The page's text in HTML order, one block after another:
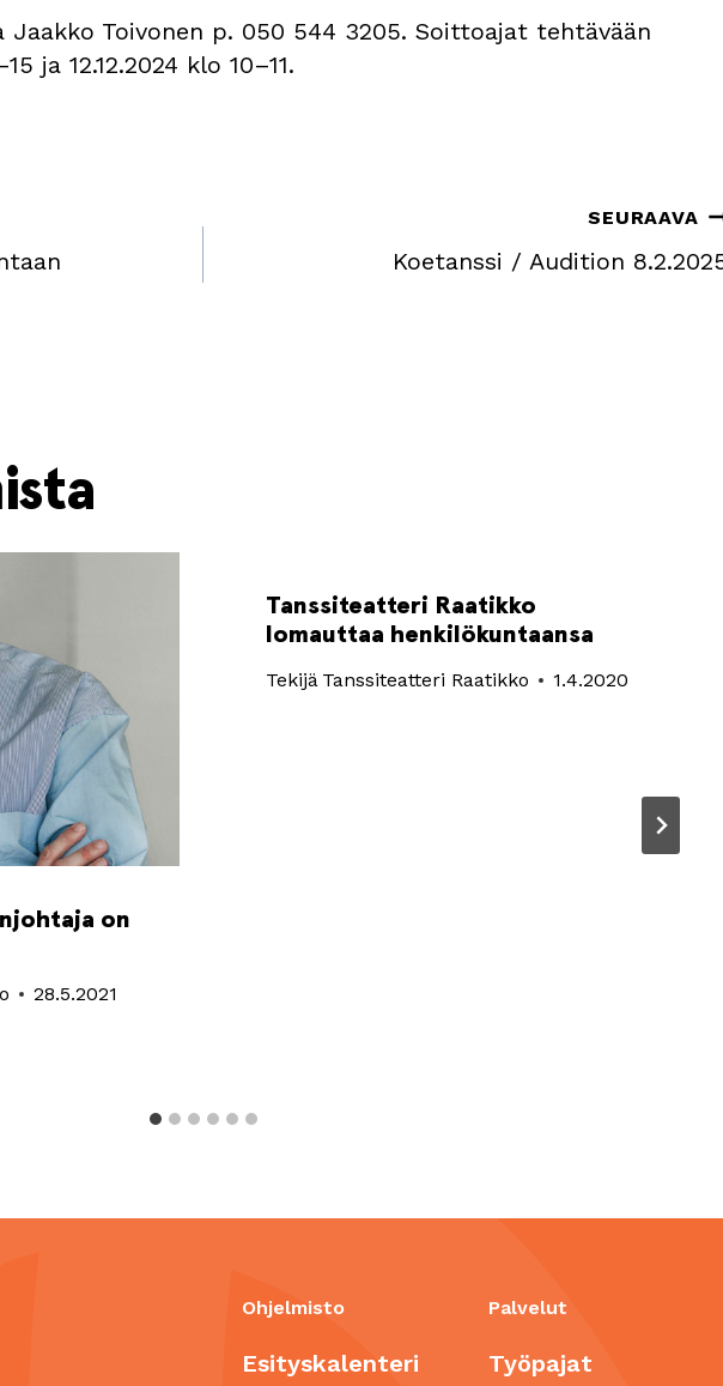
Toivonen p. 050 544 3205. Soittoajat tehtävään
ja 12.12.2024 klo 10–11.
SEURAAVA
Koetanssi / Audition
on
28.5.2021
Tanssiteatteri Raatikko
lomauttaa henkilökuntaansa
Tekijä Tanssiteatteri Raatikko 1.4.2020
Ohjelmisto
Esityskalenteri
Palvelut
Työpajat